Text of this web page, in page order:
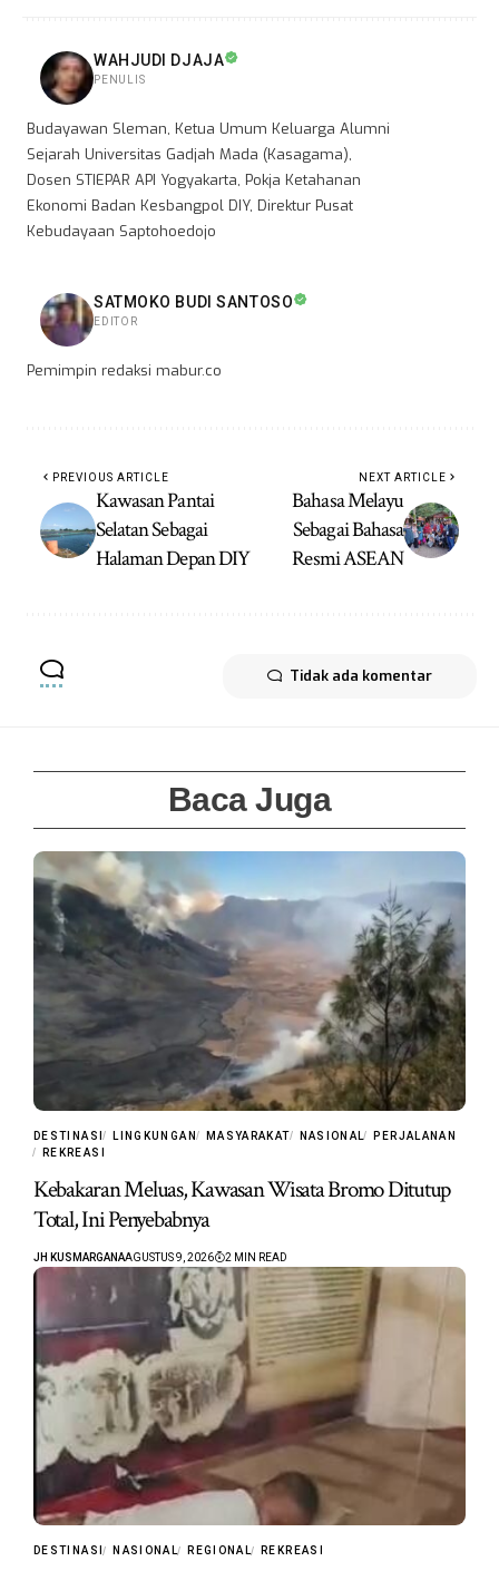
WAHJUDI DJAJA
PENULIS
Budayawan Sleman, Ketua Umum Keluarga Alumni
Sejarah Universitas Gadjah Mada (Kasagama),
Dosen STIEPAR API Yogyakarta, Pokja Ketahanan
Ekonomi Badan Kesbangpol DIY, Direktur Pusat
Kebudayaan Saptohoedojo
SATMOKO BUDI SANTOSO
EDITOR
Pemimpin redaksi mabur.co
PREVIOUS ARTICLE
Kawasan Pantai
Selatan Sebagai
Halaman Depan DIY
NEXT ARTICLE
Bahasa Melayu
Sebagai Bahasa
Resmi ASEAN
Tidak ada komentar
Baca Juga
DESTINASI LINGKUNGAN MASYARAKAT NASIONAL
PERJALANAN
REKREASI
Kebakaran Meluas, Kawasan Wisata Bromo Ditutup
Total, Ini Penyebabnya
JH KUSMARGANAAGUSTUS 9, 2026 2 MIN READ
DESTINASI NASIONAL REGIONAL REKREASI